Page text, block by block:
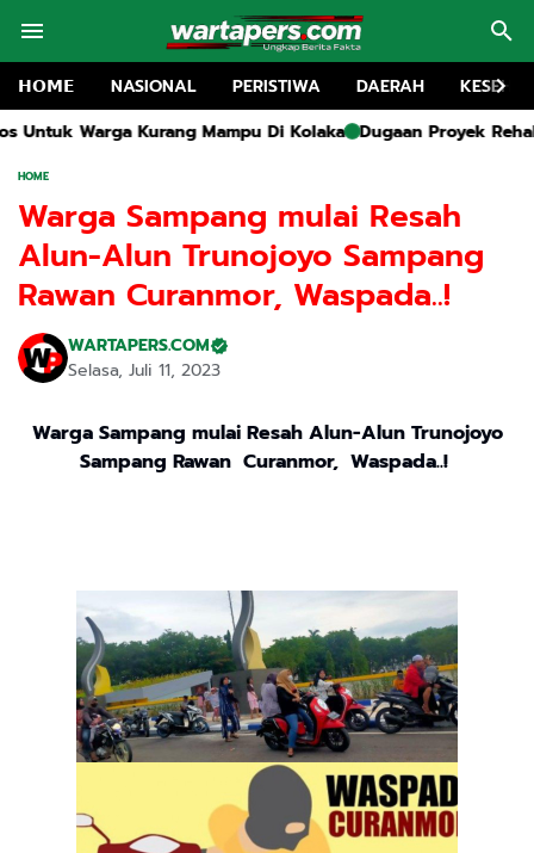
𝗛𝗢𝗠𝗘 NASIONAL PERISTIWA DAERAH
Mampu Di Kolaka Dugaan Proyek Rehabilitasi SMA 1
HOME
Warga Sampang mulai Resah
Alun-Alun Trunojoyo Sampang
Rawan Curanmor, Waspada..!
WARTAPERS.COM
Selasa, Juli 11, 2023
Warga Sampang mulai Resah Alun-Alun Trunojoyo
Sampang Rawan Curanmor, Waspada..!